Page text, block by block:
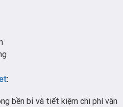
:
bền bỉ và tiết kiệm chi phí vận